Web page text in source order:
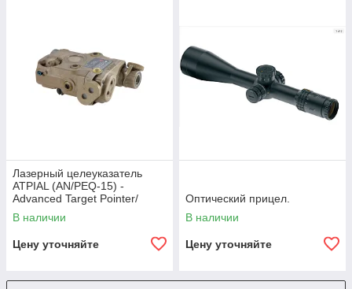
Лазерный целеуказатель
ATPIAL (AN/PEQ-15) -
Advanced Target Pointer/
Illuminator/ Aiming Laser
В наличии
Цену уточняйте
Оптический прицел.
В наличии
Цену уточняйте